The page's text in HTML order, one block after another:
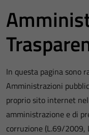
In questa pagina sono
Amministrazioni
proprio sito internet
amministrazione e di
corruzione (L.69/